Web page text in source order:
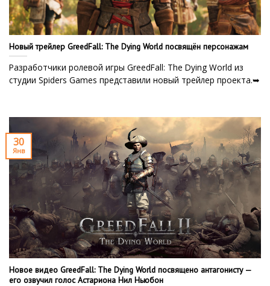
Новый трейлер GreedFall: The Dying World посвящён персонажам
Разработчики ролевой игры GreedFall: The Dying World из
студии Spiders Games представили новый трейлер проекта.➥
Новое видео GreedFall: The Dying World посвящено антагонисту —
его озвучил голос Астариона Нил Ньюбон
30
Янв